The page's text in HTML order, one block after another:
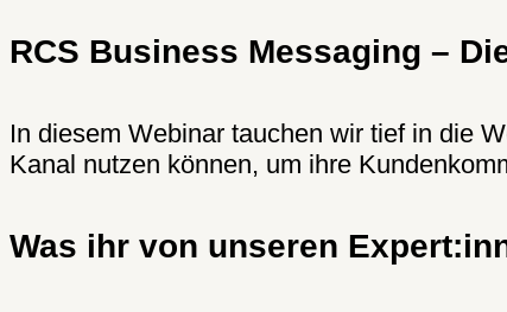
RCS Business Messaging –
In diesem Webinar tauchen wir tief in die
Kanal nutzen können, um ihre
Was ihr von unseren